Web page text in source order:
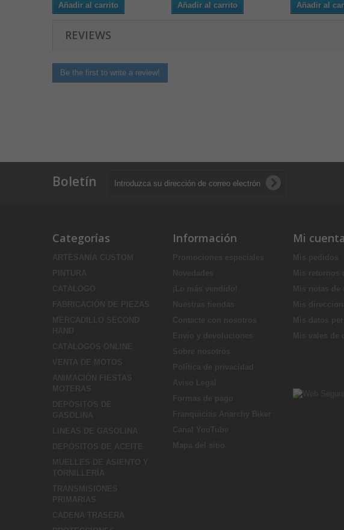
Añadir al carrito Añadir al carrito Añadir al
REVIEWS
Be the first to write a review!
Boletín
Categorías
ARTESANÍA CUSTOM
PINTURA
CATÁLOGO
FABRICACIÓN DE PIEZAS
MERCADILLO SECOND
HAND
CATÁLOGOS ONLINE
VENTA DE MOTOS
ANIMACIÓN FIESTAS
MOTERAS
DEPÓSITOS DE
GASOLINA
LINEAS DE GASOLINA
DEPÓSITOS DE ACEITE
MUELLES DE ASIENTO Y
TORNILLERÍA
TRANSMISIONES
PRIMARIAS
CADENA TRASERA
Información
Promociones especiales
Novedades
¡Lo más vendido!
Nuestras tiendas
Contacte con nosotros
Envío y devoluciones
Sobre nosotros
Política de privacidad
Aviso Legal
Formas de pago
Franquicias Anarchy Biker
Canal YouTube
Mapa del sitio
Mi cuenta
Mis pedidos
Mis retornos
Mis notas de
Mis
Mis datos
Mis vales de